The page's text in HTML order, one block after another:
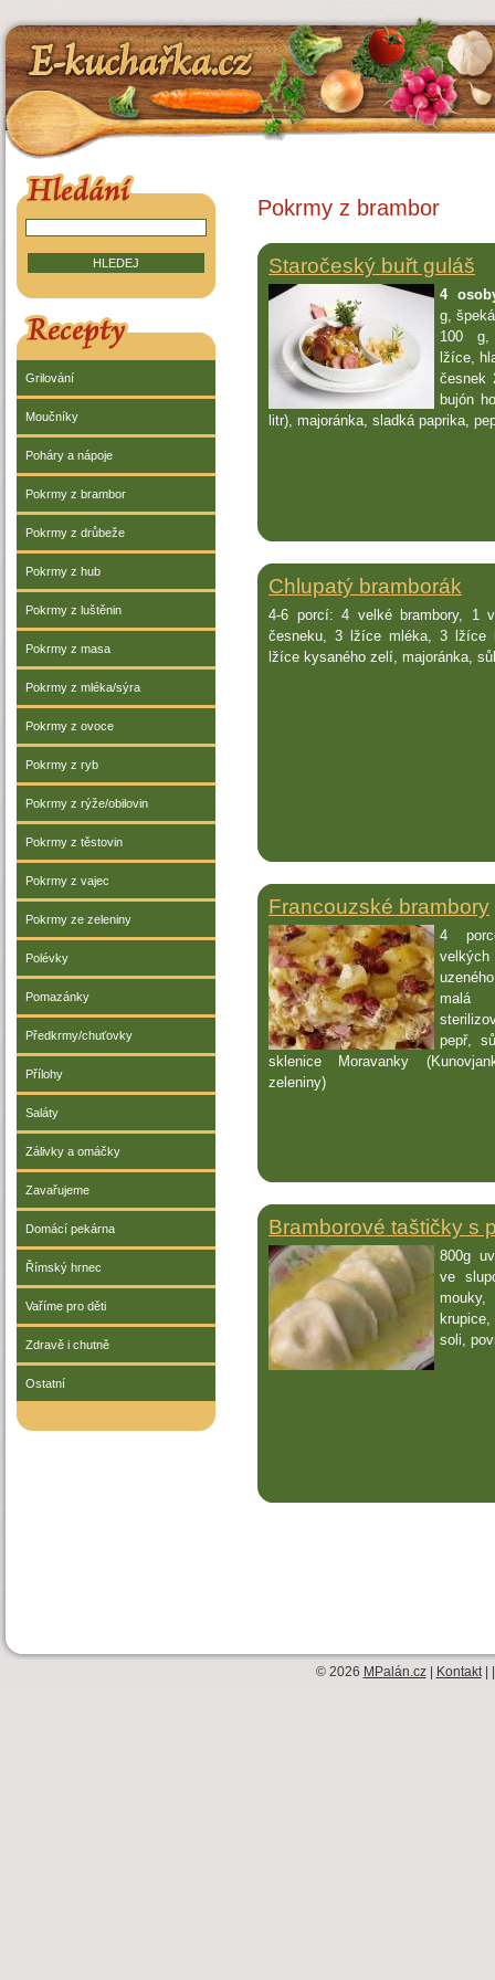
E-kuchařka.cz
Pokrmy z brambor
Staročeský buřt guláš
4
g,
100
lžíce,
česnek
bujón
litr), majoránka, sladká paprika,
Chlupatý bramborák
4-6 porcí: 4 velké brambory, 1
česneku, 3 lžíce mléka, 3 lžíce
lžíce kysaného zelí, majoránka,
Francouzské brambory
4
pepř,
sklenice Moravanky
zeleniny)
Bramborové taštičky s
800g
ve
soli,
HLEDÁNÍ V RECEPTECH
RECEPTY
Grilování
Moučníky
Poháry a nápoje
Pokrmy z brambor
Pokrmy z drůbeže
Pokrmy z hub
Pokrmy z luštěnin
Pokrmy z masa
Pokrmy z mléka/sýra
Pokrmy z ovoce
Pokrmy z ryb
Pokrmy z rýže/obilovin
Pokrmy z těstovin
Pokrmy z vajec
Pokrmy ze zeleniny
Polévky
Pomazánky
Předkrmy/chuťovky
Přílohy
Saláty
Zálivky a omáčky
Zavařujeme
Domácí pekárna
Římský hrnec
Vaříme pro děti
Zdravě i chutně
Ostatní
© 2026 MPalán.cz| Kontakt|